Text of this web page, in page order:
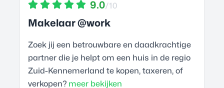
9.0/10
Makelaar @work
Zoek jij een betrouwbare en daadkrachtige
partner die je helpt om een huis in de regio
Zuid-Kennemerland te kopen, taxeren, of
verkopen? meer bekijken